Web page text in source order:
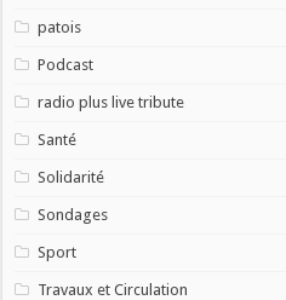
patois
Podcast
radio plus live tribute
Santé
Solidarité
Sondages
Sport
Travaux et Circulation